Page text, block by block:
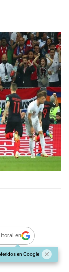
en
en Google